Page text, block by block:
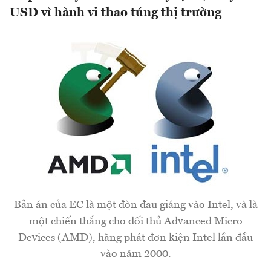
USD vì hành vi thao túng thị trường
Bản án của EC là một đòn đau giáng vào Intel, và là
một chiến thắng cho đối thủ Advanced Micro
Devices (AMD), hãng phát đơn kiện Intel lần đầu
vào năm 2000.